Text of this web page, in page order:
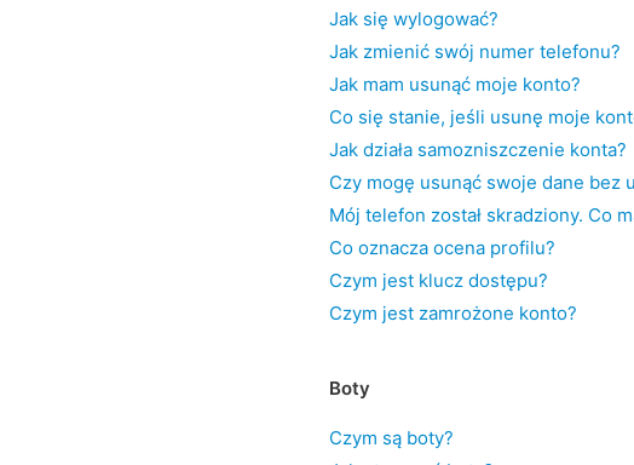
Jak się wylogować?
Jak zmienić swój numer telefonu?
Jak mam usunąć moje konto?
Co się stanie, jeśli usunę moje
Jak działa samozniszczenie konta?
Czy mogę usunąć swoje dane bez
Mój telefon został skradziony. Co
Co oznacza ocena profilu?
Czym jest klucz dostępu?
Czym jest zamrożone konto?
Boty
Czym są boty?